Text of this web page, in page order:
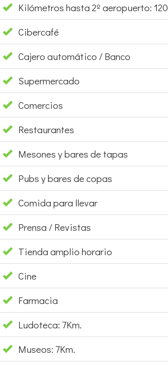
Kilómetros hasta 2º aeropuerto: 120
Cibercafé
Cajero automático / Banco
Supermercado
Comercios
Restaurantes
Mesones y bares de tapas
Pubs y bares de copas
Comida para llevar
Prensa / Revistas
Tienda amplio horario
Cine
Farmacia
Ludoteca: 7Km.
Museos: 7Km.